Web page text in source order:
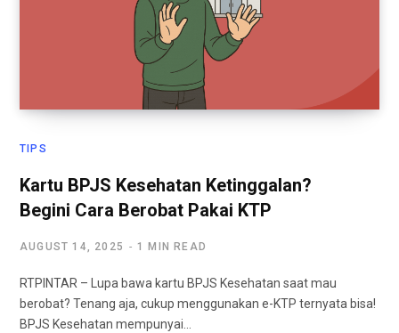
TIPS
Kartu BPJS Kesehatan Ketinggalan?
Begini Cara Berobat Pakai KTP
AUGUST 14, 2025 1 MIN READ
RTPINTAR – Lupa bawa kartu BPJS Kesehatan saat mau
berobat? Tenang aja, cukup menggunakan e-KTP ternyata bisa!
BPJS Kesehatan mempunyai…